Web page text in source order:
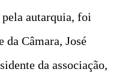
autarquia, foi
Câmara, José
da associação,